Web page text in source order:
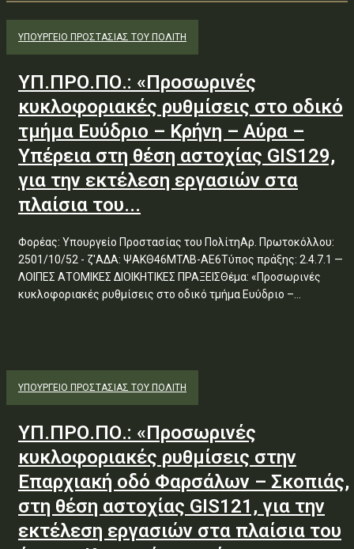
ΥΠΟΥΡΓΕΊΟ ΠΡΟΣΤΑΣΊΑΣ ΤΟΥ ΠΟΛΊΤΗ
ΥΠ.ΠΡΟ.ΠΟ.: «Προσωρινές
κυκλοφοριακές ρυθμίσεις στο οδικό
τμήμα Ευύδριο – Κρήνη – Αύρα –
Υπέρεια στη θέση αστοχίας GIS129,
για την εκτέλεση εργασιών στα
πλαίσια του...
Φορέας: Υπουργείο Προστασίας του ΠολίτηΑρ. Πρωτοκόλλου:
2501/10/52 - ζ'ΑΔΑ: ΨΑΚΘ46ΜΤΛΒ-ΑΕ6Τύπος πράξης: 2.4.7.1 —
ΛΟΙΠΕΣ ΑΤΟΜΙΚΕΣ ΔΙΟΙΚΗΤΙΚΕΣ ΠΡΑΞΕΙΣΘέμα: «Προσωρινές
κυκλοφοριακές ρυθμίσεις στο οδικό τμήμα Ευύδριο –...
ΥΠΟΥΡΓΕΊΟ ΠΡΟΣΤΑΣΊΑΣ ΤΟΥ ΠΟΛΊΤΗ
ΥΠ.ΠΡΟ.ΠΟ.: «Προσωρινές
κυκλοφοριακές ρυθμίσεις στην
Επαρχιακή οδό Φαρσάλων – Σκοπιάς,
στη θέση αστοχίας GIS121, για την
εκτέλεση εργασιών στα πλαίσια του